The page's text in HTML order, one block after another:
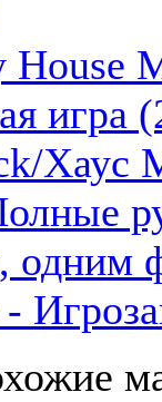
House
игра
Хаус
одним